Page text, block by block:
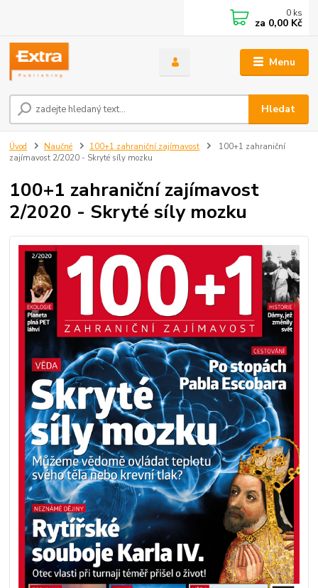
Menu
Hledat
0 ks
za 0,00 Kč
Úvod Naučné 100+1 zahraniční zajímavost
100+1 zahraniční
zajímavost 2/2020 - Skryté síly mozku
100+1 zahraniční zajímavost
2/2020 - Skryté síly mozku